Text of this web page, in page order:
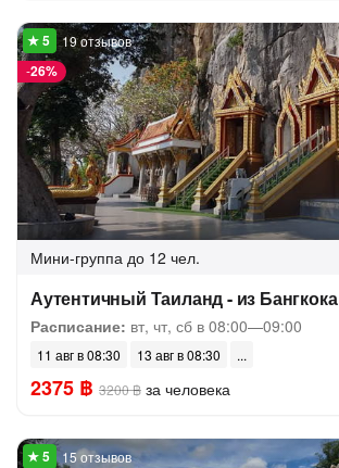
-26%
19 отзывов
Мини-группа до 12 чел.
Аутентичный Таиланд - из Бангкока
Расписание: вт, чт, сб в 08:00—09:00
11 авг в 08:30 13 авг в 08:30
2375 ฿ 3200 ฿ за человека
15 отзывов